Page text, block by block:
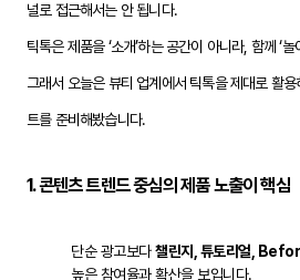
널로 접근해서는 안 됩니다.
틱톡은 제품을 ‘소개’하는 공간이 아니라, 함께 ‘
그래서 오늘은 뷰티 업계에서 틱톡을 제대로 활용
트를 준비해봤습니다.
1.콘텐츠 트렌드 중심의 제품 노출이 핵심
단순 광고보다챌린지, 튜토리얼,
높은 참여율과 확산을 보입니다.